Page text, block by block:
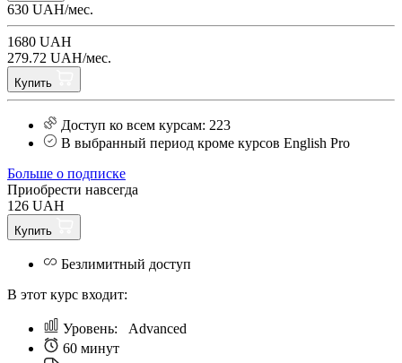
630 UAH/мес.
1680 UAH
279.72 UAH/мес.
Купить
Доступ ко всем курсам: 223
В выбранный период кроме курсов English Pro
Больше о подписке
Приобрести навсегда
126 UAH
Купить
Безлимитный доступ
В этот курс входит:
Уровень: Аdvanced
60 минут